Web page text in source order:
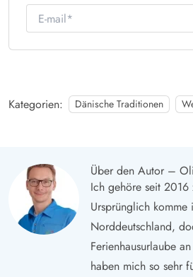
E-mail
Kategorien: Dänische Traditionen
Über den Autor –
Ich gehöre seit 2016
Ursprünglich komme
Norddeutschland,
Ferienhausurlaube
haben mich so sehr